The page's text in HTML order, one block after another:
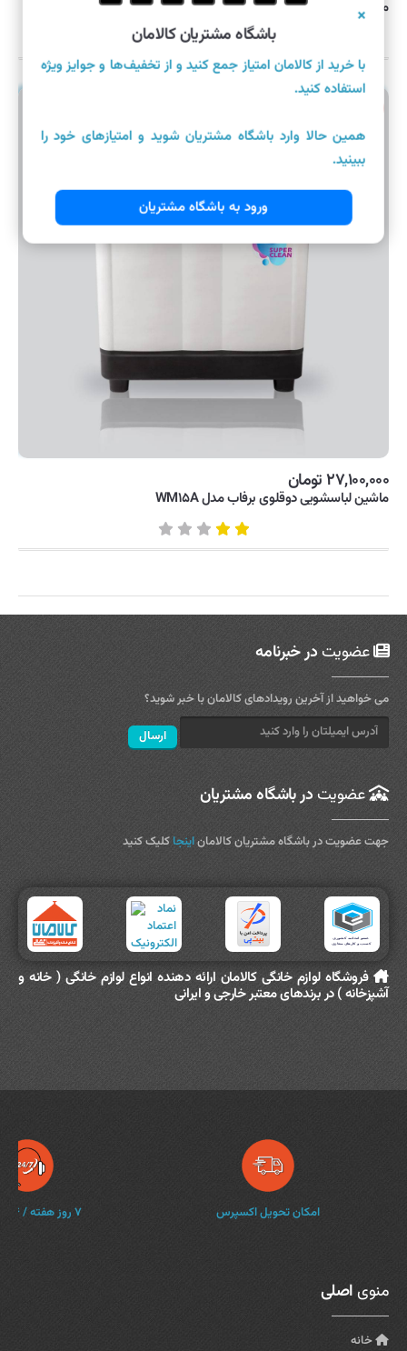
ماشین لباسشویی دوقلوی برفاب مدل WM ۹۰۰
۲۷,۱۰۰,۰۰۰ تومان
ماشین لباسشویی دوقلوی برفاب مدل WM۱۵A
عضویتدر خبرنامه
می خواهید از آخرین رویدادهای کالامان با خبر شوید؟
عضویت در باشگاه مشتریان
جهت عضویت در باشگاه مشتریان کالاماناینجا کلیک کنید
فروشگاه لوازم خانگی کالامان ارائه دهنده انواع لوازم خانگی ( خانه و
آشپزخانه ) در برندهای معتبر خارجی و ایرانی
امکان تحویل اکسپرس ۷ روز هفته / ۲۴ ساعته
منویاصلی
خانه
×
باشگاه مشتریان کالامان
با خرید از کالامان امتیاز جمع کنید و از تخفیف‌ها و جوایز ویژه
استفاده کنید.
همین حالا وارد باشگاه مشتریان شوید و امتیازهای خود را
ببینید.
ورود به باشگاه مشتریان